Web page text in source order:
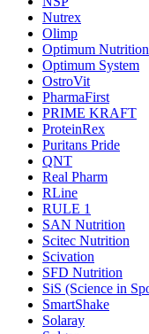
Nutrex
Olimp
Optimum Nutrition
Optimum System
OstroVit
PharmaFirst
PRIME KRAFT
ProteinRex
Puritans Pride
QNT
Real Pharm
RLine
RULE 1
SAN Nutrition
Scitec Nutrition
Scivation
SFD Nutrition
SiS (Science in
SmartShake
Solaray